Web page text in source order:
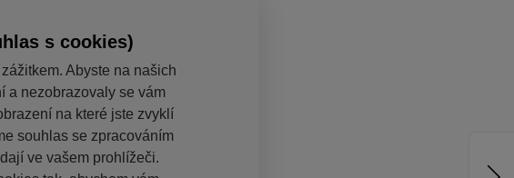
s cookies)
Abyste na našich
a nezobrazovaly se vám
na které jste zvyklí
souhlas se zpracováním
ve vašem prohlížeči.